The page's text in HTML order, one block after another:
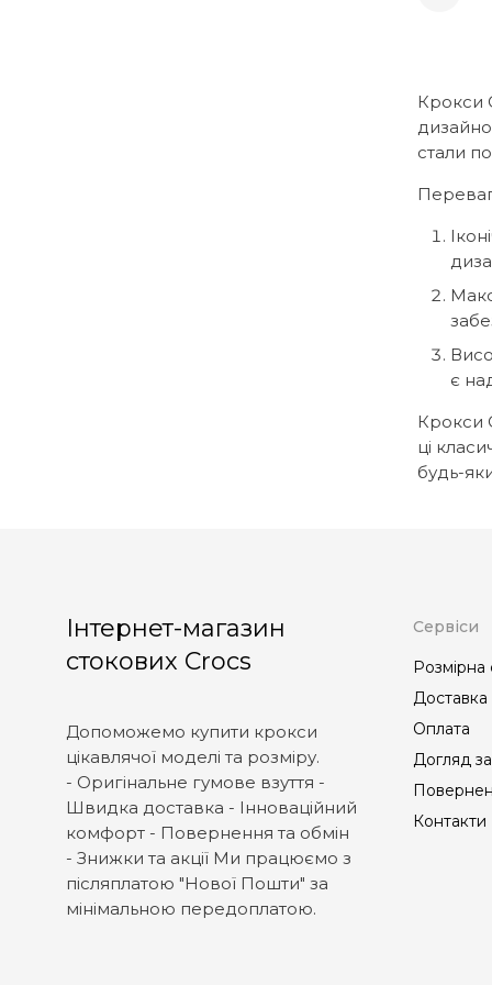
Крокси
стали
є
Крокси
ці
будь-
Інтернет-магазин
стокових Crocs
Допоможемо купити крокси
цікавлячої моделі та розміру.
- Оригінальне гумове взуття -
Швидка доставка - Інноваційний
комфорт - Повернення та обмін
- Знижки та акції Ми працюємо з
післяплатою "Нової Пошти" за
мінімальною передоплатою.
Сервіси
Розмірна
Доставка
Оплата
Догляд
Контакти